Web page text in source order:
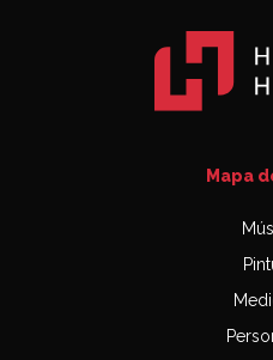
Mapa